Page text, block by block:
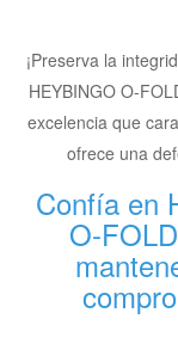
¡Preserva la
HEYBINGO O-
excelencia que
ofrece una
Confía en
O-